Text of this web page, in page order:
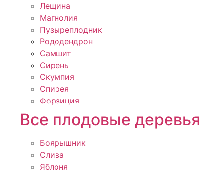
Лещина
Магнолия
Пузыреплодник
Рододендрон
Самшит
Сирень
Скумпия
Спирея
Форзиция
Все плодовые деревья
Боярышник
Слива
Яблоня